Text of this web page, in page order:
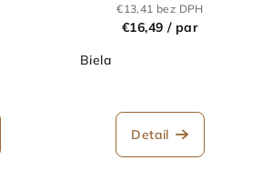
€13,41 bez DPH
€16,49 / par
Biela
Detail